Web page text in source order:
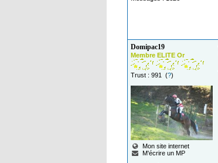
Domipac19
Membre ELITE Or
Trust : 991 (?)
Mon site internet
M'écrire un MP